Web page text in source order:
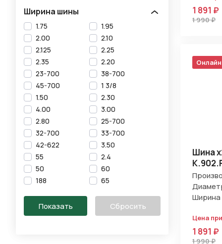
Ширина шины
1.75
1.95
2.00
2.10
2.125
2.25
2.35
2.20
23-700
38-700
45-700
1 3/8
1.50
2.30
4.00
3.00
2.80
25-700
32-700
33-700
42-622
3.50
55
2.4
50
60
188
65
1 891 ₽
1 990 ₽
Шина
Ширина
Цена
1 891 ₽
1 990 ₽